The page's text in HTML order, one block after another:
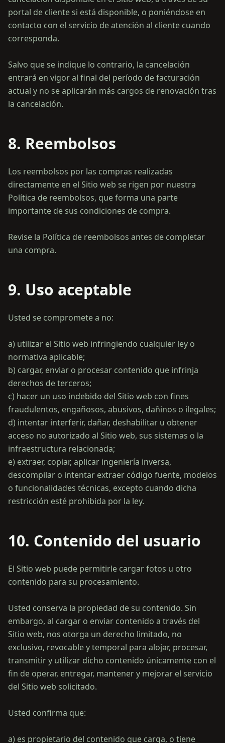
portal de cliente si está disponible, o poniéndose en
contacto con el servicio de atención al cliente cuando
corresponda.
Salvo que se indique lo contrario, la cancelación
entrará en vigor al final del período de facturación
actual y no se aplicarán más cargos de renovación tras
8. Reembolsos
Los reembolsos por las compras realizadas
directamente en el Sitio web se rigen por nuestra
Política de reembolsos, que forma una parte
importante de sus condiciones de compra.
Revise la Política de reembolsos antes de completar
9. Uso aceptable
Usted se compromete a no:
a) utilizar el Sitio web infringiendo cualquier ley o
normativa aplicable;
b) cargar, enviar o procesar contenido que infrinja
derechos de terceros;
c) hacer un uso indebido del Sitio web con fines
fraudulentos, engañosos, abusivos, dañinos o ilegales;
d) intentar interferir, dañar, deshabilitar u obtener
acceso no autorizado al Sitio web, sus sistemas o la
infraestructura relacionada;
e) extraer, copiar, aplicar ingeniería inversa,
descompilar o intentar extraer código fuente, modelos
o funcionalidades técnicas, excepto cuando dicha
10. Contenido del usuario
El Sitio web puede permitirle cargar fotos u otro
contenido para su procesamiento.
Usted conserva la propiedad de su contenido. Sin
embargo, al cargar o enviar contenido a través del
Sitio web, nos otorga un derecho limitado, no
exclusivo, revocable y temporal para alojar, procesar,
transmitir y utilizar dicho contenido únicamente con el
fin de operar, entregar, mantener y mejorar el servicio
del Sitio web solicitado.
Usted confirma que:
a) es propietario del contenido que carga, o tiene